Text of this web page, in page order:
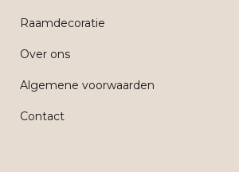
Raamdecoratie
Over ons
Algemene voorwaarden
Contact